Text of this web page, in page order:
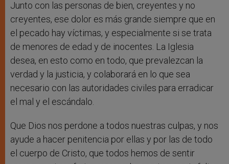
Junto con las personas de bien, creyentes y no
creyentes, ese dolor es más grande siempre que en
el pecado hay víctimas, y especialmente si se trata
de menores de edad y de inocentes. La Iglesia
desea, en esto como en todo, que prevalezcan la
verdad y la justicia, y colaborará en lo que sea
necesario con las autoridades civiles para erradicar
el mal y el escándalo.
Que Dios nos perdone a todos nuestras culpas, y nos
ayude a hacer penitencia por ellas y por las de todo
el cuerpo de Cristo, que todos hemos de sentir